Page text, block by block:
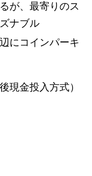
が、最寄りのス
ナブル
にコインパーキ
現金投入方式）